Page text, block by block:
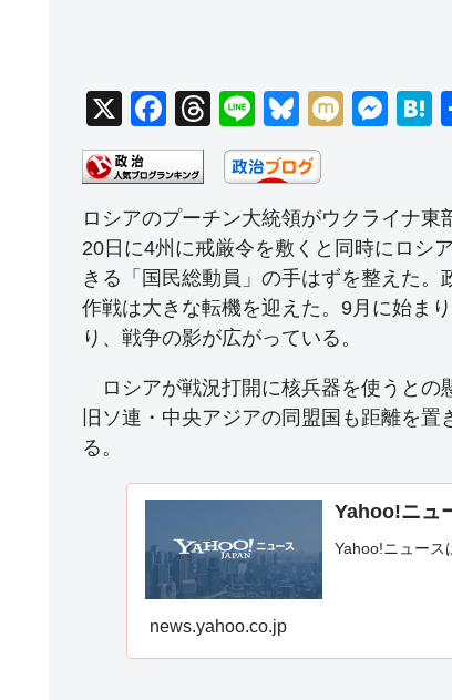
X
F
a
c
e
b
o
o
k
T
hr
e
a
d
s
Li
n
e
Bl
u
e
sk
y
M
M
e
n
g
er
n
a
ロシアのプーチン大統領がウクライナ東
20日に4州に戒厳令を敷くと同時にロシ
きる「国民総動員」の手はずを整えた
作戦は大きな転機を迎えた。9月に始ま
り、戦争の影が広がっている。
ロシアが戦況打開に核兵器を使うとの
旧ソ連・中央アジアの同盟国も距離を
る。
Yahoo!ニュ
Yahoo!ニュース
news.yahoo.co.jp